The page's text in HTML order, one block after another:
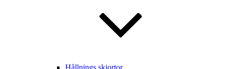
Hållnings skjortor